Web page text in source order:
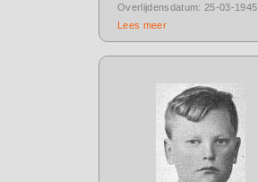
Overlijdensdatum: 25-03-1945
Lees meer